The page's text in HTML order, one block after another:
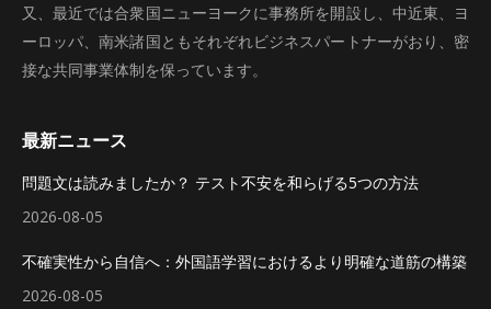
又、最近では合衆国ニューヨークに事務所を開設し、中近東、ヨ
ーロッパ、南米諸国ともそれぞれビジネスパートナーがおり、密
接な共同事業体制を保っています。
最新ニュース
問題文は読みましたか？ テスト不安を和らげる5つの方法
2026-08-05
不確実性から自信へ：外国語学習におけるより明確な道筋の構築
2026-08-05